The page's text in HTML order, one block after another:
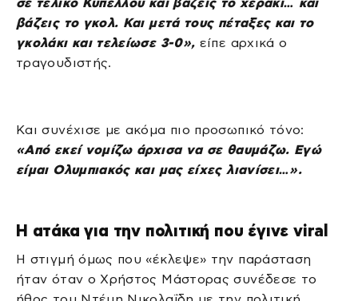
βάζεις το γκολ. Και μετά τους πέταξες και το
γκολάκι και τελείωσε 3-0», είπε αρχικά ο
τραγουδιστής.
Και συνέχισε με ακόμα πιο προσωπικό τόνο:
«Από εκεί νομίζω άρχισα να σε θαυμάζω. Εγώ
είμαι Ολυμπιακός και μας είχες λιανίσει…».
Η ατάκα για την πολιτική που έγινε viral
Η στιγμή όμως που «έκλεψε» την παράσταση
ήταν όταν ο Χρήστος Μάστορας συνέδεσε το